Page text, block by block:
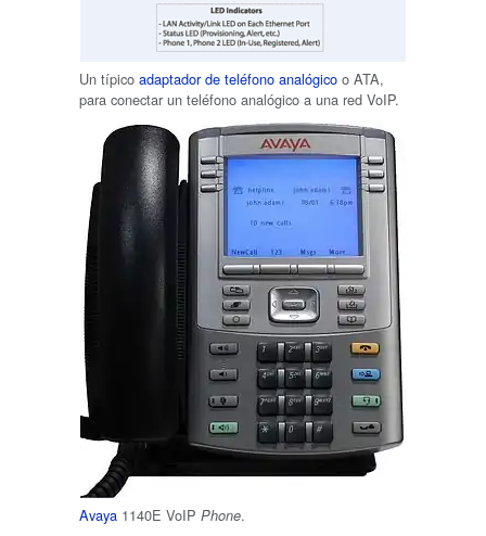
Un típico adaptador de teléfono analógico o ATA,
para conectar un teléfono analógico a una red VoIP.
Avaya 1140E VoIP Phone.